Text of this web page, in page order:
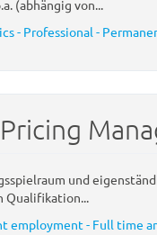
(abhängig von...
- Professional -
und
Qualifikation...
employment - Full time